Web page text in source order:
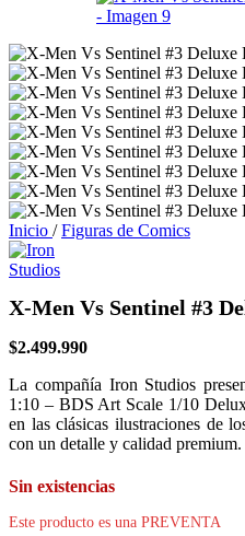
Inicio / Figuras de Comics
X-Men Vs Sentinel #3
$2.499.990
La compañía Iron Studios
1:10 – BDS Art Scale 1/10
en las clásicas ilustraciones de
con un detalle y calidad premium.
Sin existencias
Este producto es una PREVENTA